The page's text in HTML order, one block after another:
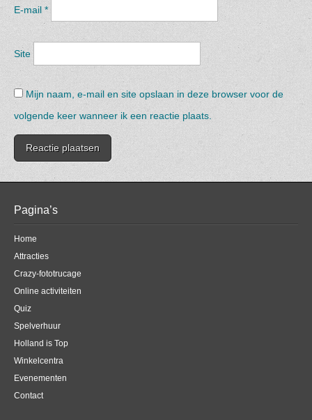
E-mail *
Site
Mijn naam, e-mail en site opslaan in deze browser voor de
volgende keer wanneer ik een reactie plaats.
Pagina’s
Home
Attracties
Crazy-fototrucage
Online activiteiten
Quiz
Spelverhuur
Holland is Top
Winkelcentra
Evenementen
Contact